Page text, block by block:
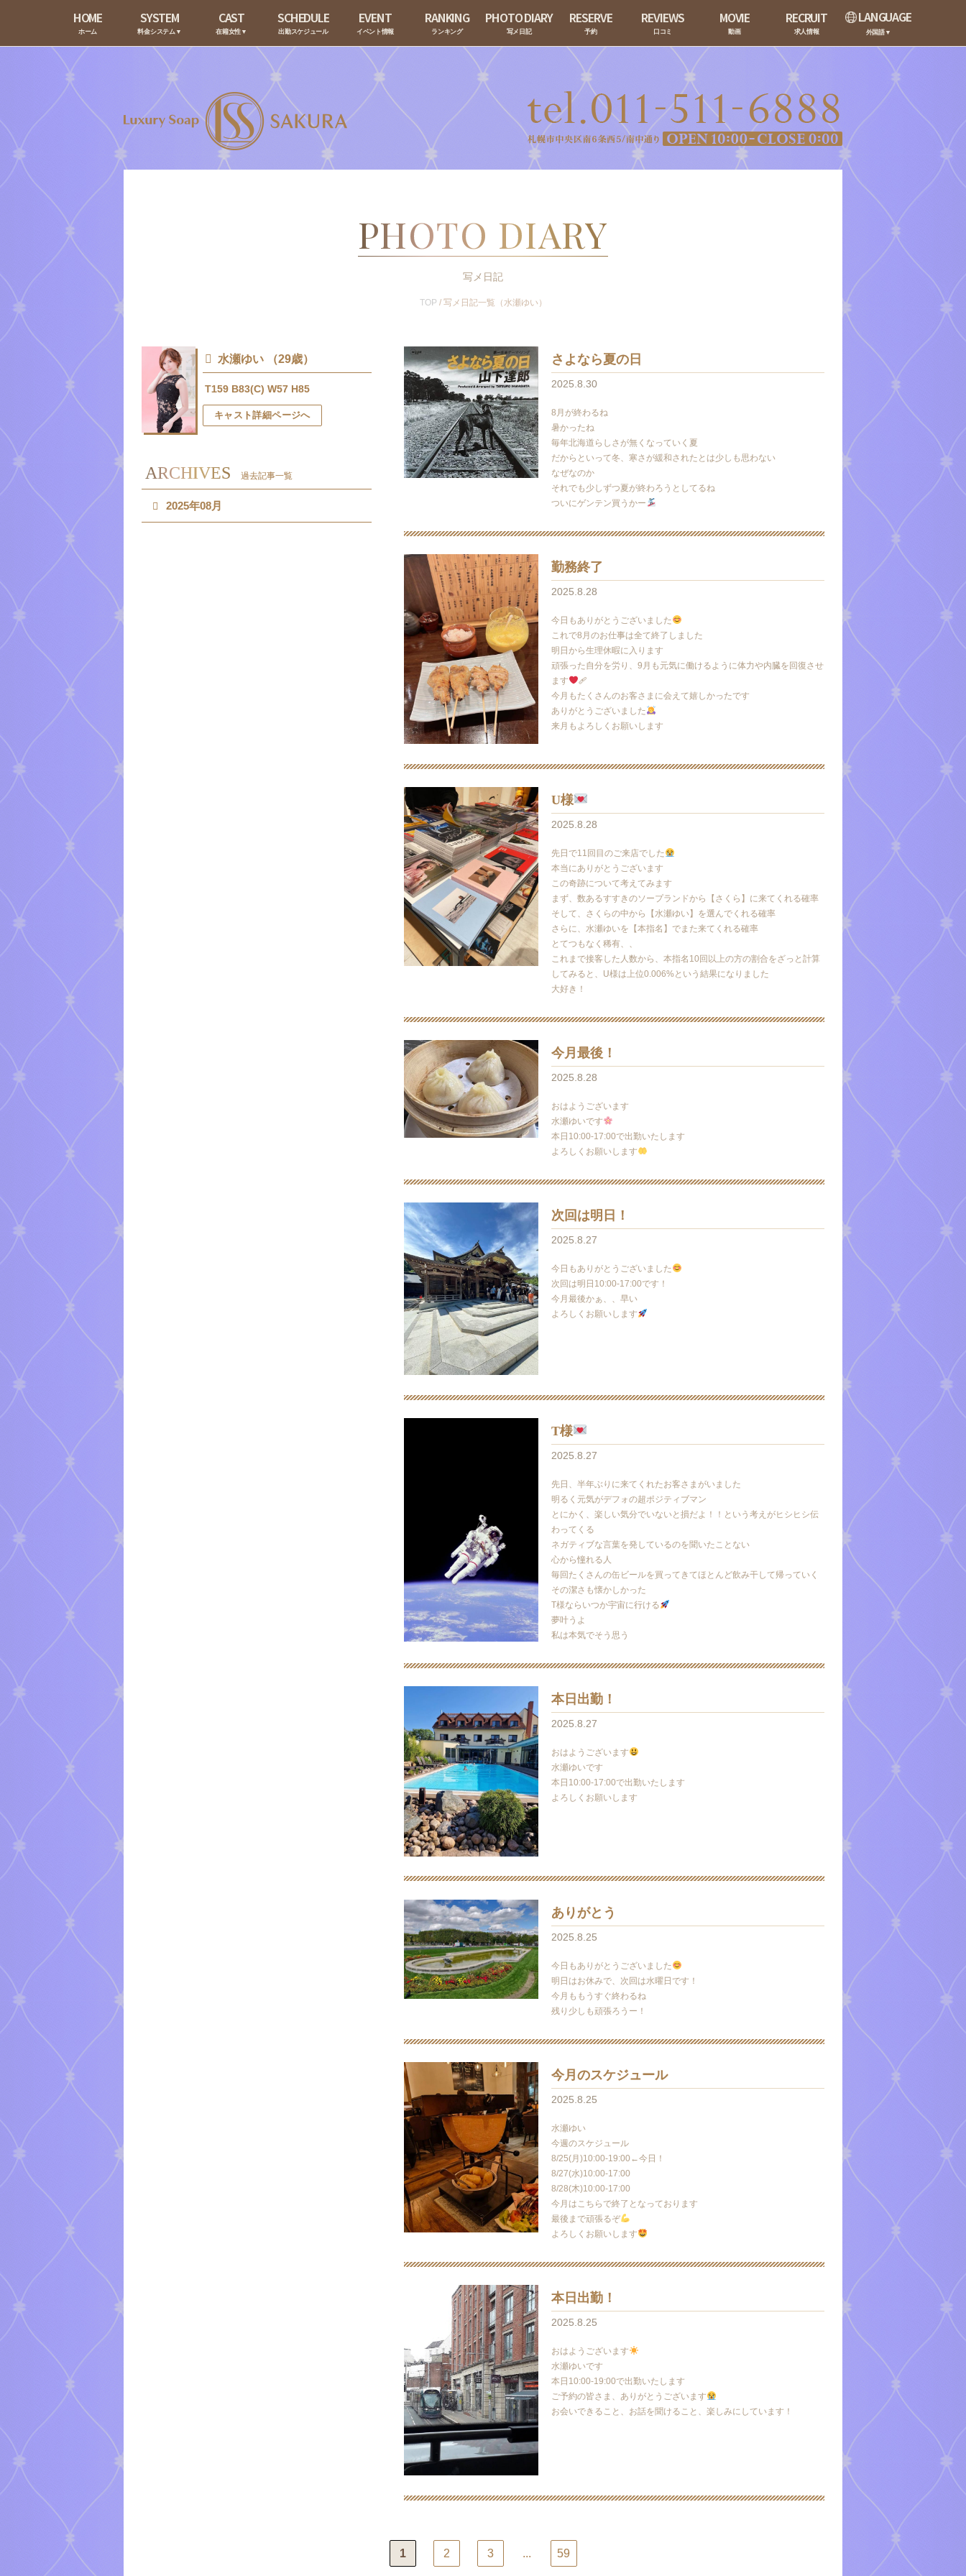
HOME
ホーム
SYSTEM
料金システム▼
CAST
在籍女性▼
SCHEDULE
出勤スケジュール
EVENT
イベント情報
RANKING
ランキング
PHOTO DIARY
写メ日記
RESERVE
予約
REVIEWS
口コミ
MOVIE
動画
RECRUIT
求人情報
LANGUAGE
外国語▼
PHOTO DIARY
写メ日記
TOP / 写メ日記一覧（水瀬ゆい）
水瀬ゆい （29歳）
T159 B83(C) W57 H85
キャスト詳細ページへ
ARCHIVES 過去記事一覧
2025年08月
さよなら夏の日
2025.8.30
8月が終わるね
暑かったね
毎年北海道らしさが無くなっていく夏
だからといって冬、寒さが緩和されたとは少しも思わない
なぜなのか
それでも少しずつ夏が終わろうとしてるね
ついにゲンテン買うかー
勤務終了
2025.8.28
今日もありがとうございました
これで8月のお仕事は全て終了しました
明日から生理休暇に入ります
頑張った自分を労り、9月も元気に働けるように体力や内臓を回復させ
ます
‍🩹
今月もたくさんのお客さまに会えて嬉しかったです
ありがとうございました
来月もよろしくお願いします
U様
2025.8.28
先日で11回目のご来店でした
本当にありがとうございます
この奇跡について考えてみます
まず、数あるすすきのソープランドから【さくら】に来てくれる確率
そして、さくらの中から【水瀬ゆい】を選んでくれる確率
さらに、水瀬ゆいを【本指名】でまた来てくれる確率
とてつもなく稀有、、
これまで接客した人数から、本指名10回以上の方の割合をざっと計算
してみると、U様は上位0.006%という結果になりました
大好き！
今月最後！
2025.8.28
おはようございます
水瀬ゆいです
本日10:00-17:00で出勤いたします
よろしくお願いします
次回は明日！
2025.8.27
今日もありがとうございました
次回は明日10:00-17:00です！
今月最後かぁ、、早い
よろしくお願いします
T様
2025.8.27
先日、半年ぶりに来てくれたお客さまがいました
明るく元気がデフォの超ポジティブマン
とにかく、楽しい気分でいないと損だよ！！という考えがヒシヒシ伝
わってくる
ネガティブな言葉を発しているのを聞いたことない
心から憧れる人
毎回たくさんの缶ビールを買ってきてほとんど飲み干して帰っていく
その潔さも懐かしかった
T様ならいつか宇宙に行ける
夢叶うよ
私は本気でそう思う
本日出勤！
2025.8.27
おはようございます
水瀬ゆいです
本日10:00-17:00で出勤いたします
よろしくお願いします
ありがとう
2025.8.25
今日もありがとうございました
明日はお休みで、次回は水曜日です！
今月ももうすぐ終わるね
残り少しも頑張ろうー！
今月のスケジュール
2025.8.25
水瀬ゆい
今週のスケジュール
8/25(月)10:00-19:00←今日！
8/27(水)10:00-17:00
8/28(木)10:00-17:00
今月はこちらで終了となっております
最後まで頑張るぞ
よろしくお願いします
本日出勤！
2025.8.25
おはようございます
水瀬ゆいです
本日10:00-19:00で出勤いたします
ご予約の皆さま、ありがとうございます
お会いできること、お話を聞けること、楽しみにしています！
1 2 3 ... 59